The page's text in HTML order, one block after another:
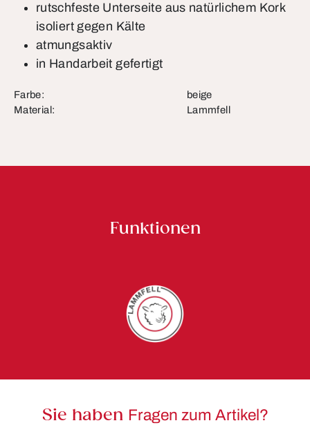
rutschfeste Unterseite aus natürlichem Kork
isoliert gegen Kälte
atmungsaktiv
in Handarbeit gefertigt
Farbe:
beige
Material:
Lammfell
Funktionen
Sie haben Fragen zum Artikel?